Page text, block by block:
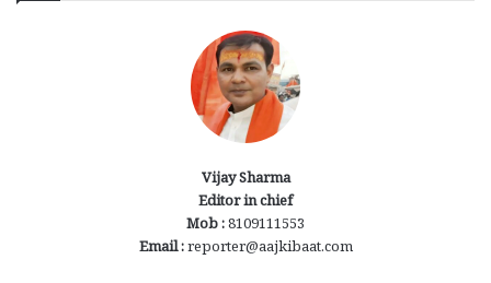
Vijay Sharma
Editor in chief
Mob :8109111553
Email :reporter@aajkibaat.com